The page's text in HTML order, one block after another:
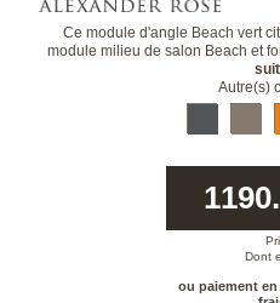
Ce module d'angle Beach vert
module milieu de salon Beach et
Autre(s)
Dont
ou paiement